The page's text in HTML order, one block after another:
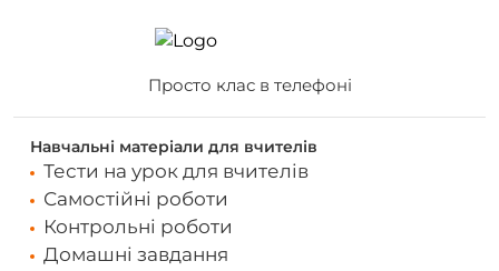
Просто клас в телефоні
Навчальні матеріали для вчителів
Тести на урок для вчителів
Самостійні роботи
Контрольні роботи
Домашні завдання